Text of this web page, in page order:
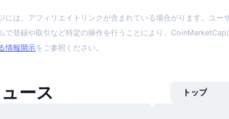
には、アフィリエイトリンクが含まれている場合がります。ユー
で登録や取引など特定の操作を行うことにより、CoinMarketCap
情報開示をご参照ください。
ース トップ